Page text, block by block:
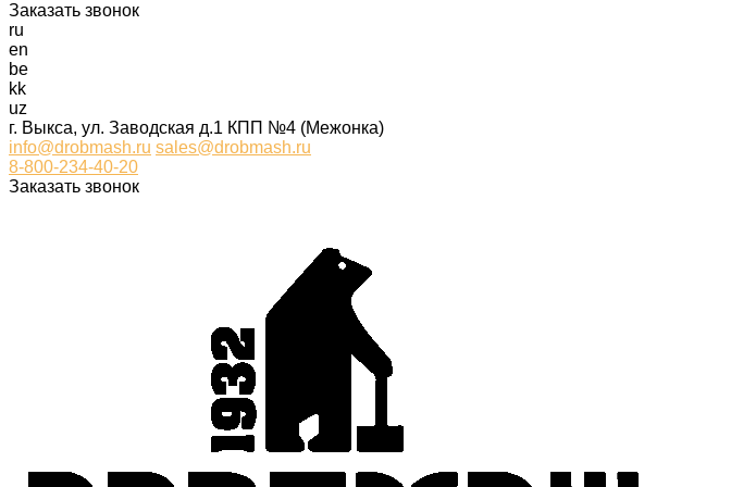
Заказать звонок
ru
en
be
kk
uz
г. Выкса, ул. Заводская д.1 КПП №4 (Межонка)
info@drobmash.ru sales@drobmash.ru
8-800-234-40-20
Заказать звонок